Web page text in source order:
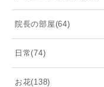
院長の部屋(64)
日常(74)
お花(138)